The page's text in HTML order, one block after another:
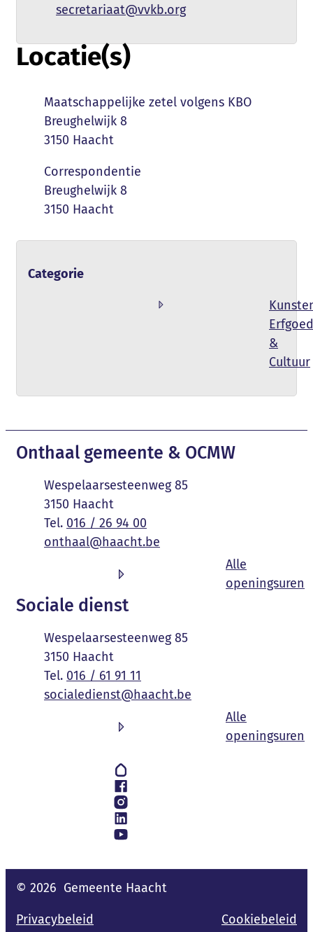
E-mailsecretariaat@vvkb.org
Locatie(s)
NaamMaatschappelijke zetel volgens KBO
AdresBreughelwijk 8
,3150 Haacht
NaamCorrespondentie
AdresBreughelwijk 8
,3150 Haacht
Categorie
Erfgoed
&
Cultuur
Contact & openingsuren
Onthaal gemeente & OCMW
AdresWespelaarsesteenweg 85
,3150 Haacht
016 / 26 94 00
E-mailonthaal@haacht.be
Alle
openingsuren
Sociale dienst
AdresWespelaarsesteenweg 85
,3150 Haacht
016 / 61 91 11
E-mailsocialedienst@haacht.be
Alle
openingsuren
Volg ons op
© 2026 Gemeente Haacht
Privacybeleid
Cookiebeleid